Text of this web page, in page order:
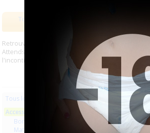
Tous les produits
Retrouverez sur cette page les meilleures
Attends, Bambino...) et les meilleurs produits
l'incontinence.
Tous les produits
Accessoires
Bondage
Matériel médical
Les plus
Aucun produit